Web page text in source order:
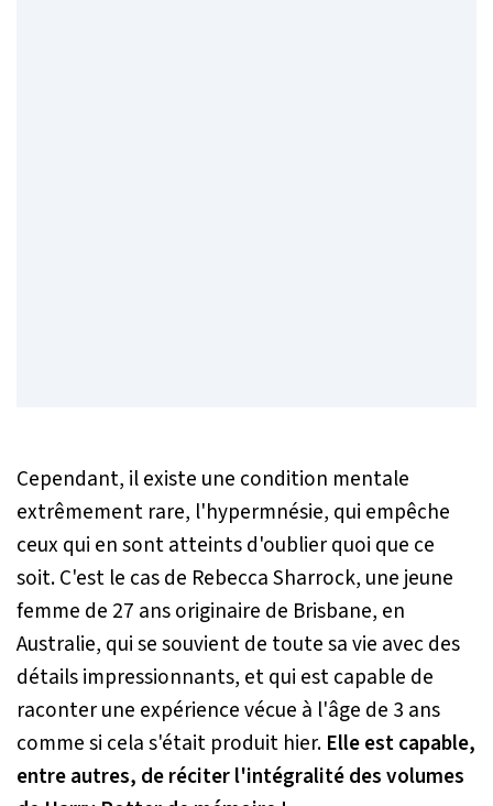
Cependant, il existe une condition mentale
extrêmement rare, l'hypermnésie, qui empêche
ceux qui en sont atteints d'oublier quoi que ce
soit. C'est le cas de Rebecca Sharrock, une jeune
femme de 27 ans originaire de Brisbane, en
Australie, qui se souvient de toute sa vie avec des
détails impressionnants, et qui est capable de
raconter une expérience vécue à l'âge de 3 ans
comme si cela s'était produit hier. Elle est capable,
entre autres, de réciter l'intégralité des volumes